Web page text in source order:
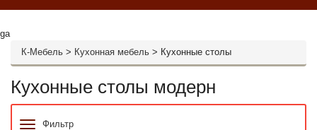
ga
К-Мебель > Кухонная мебель > Кухонные столы
Кухонные столы модерн
Фильтр